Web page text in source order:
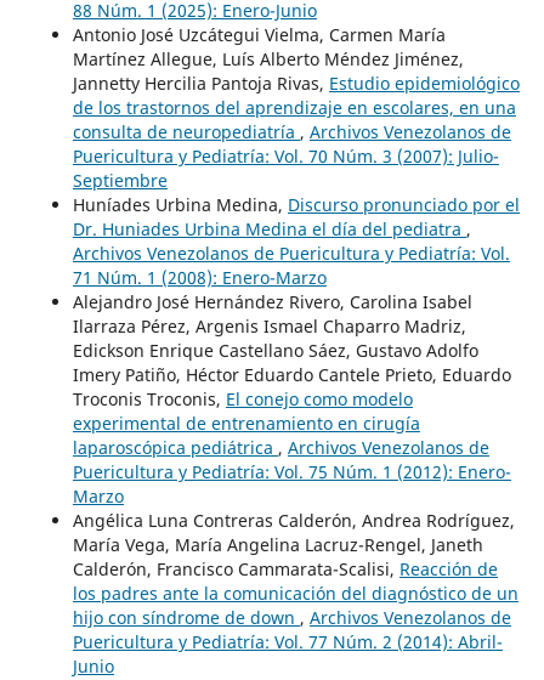
88 Núm. 1 (2025): Enero-Junio
Antonio José Uzcátegui Vielma, Carmen María
Martínez Allegue, Luís Alberto Méndez Jiménez,
Jannetty Hercilia Pantoja Rivas, Estudio epidemiológico
de los trastornos del aprendizaje en escolares, en una
consulta de neuropediatría , Archivos Venezolanos de
Puericultura y Pediatría: Vol. 70 Núm. 3 (2007): Julio-
Septiembre
Huníades Urbina Medina, Discurso pronunciado por el
Dr. Huniades Urbina Medina el día del pediatra ,
Archivos Venezolanos de Puericultura y Pediatría: Vol.
71 Núm. 1 (2008): Enero-Marzo
Alejandro José Hernández Rivero, Carolina Isabel
Ilarraza Pérez, Argenis Ismael Chaparro Madriz,
Edickson Enrique Castellano Sáez, Gustavo Adolfo
Imery Patiño, Héctor Eduardo Cantele Prieto, Eduardo
Troconis Troconis, El conejo como modelo
experimental de entrenamiento en cirugía
laparoscópica pediátrica , Archivos Venezolanos de
Puericultura y Pediatría: Vol. 75 Núm. 1 (2012): Enero-
Marzo
Angélica Luna Contreras Calderón, Andrea Rodríguez,
María Vega, María Angelina Lacruz-Rengel, Janeth
Calderón, Francisco Cammarata-Scalisi, Reacción de
los padres ante la comunicación del diagnóstico de un
hijo con síndrome de down , Archivos Venezolanos de
Puericultura y Pediatría: Vol. 77 Núm. 2 (2014): Abril-
Junio